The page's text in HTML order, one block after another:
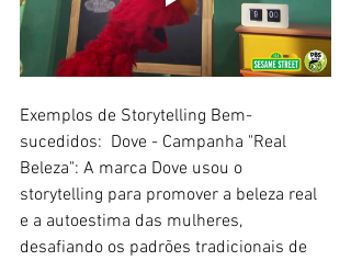
Exemplos de Storytelling Bem-
sucedidos:  Dove - Campanha "Real
Beleza": A marca Dove usou o
storytelling para promover a beleza real
e a autoestima das mulheres,
desafiando os padrões tradicionais de